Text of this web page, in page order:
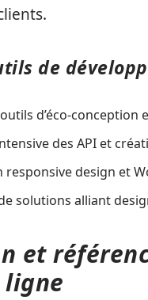
de
d’éco-conception
des API et
responsive design et
solutions alliant
et